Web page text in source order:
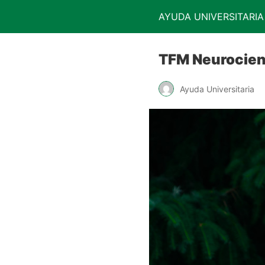
AYUDA UNIVERSITARIA
TFM
Ayuda Universitaria